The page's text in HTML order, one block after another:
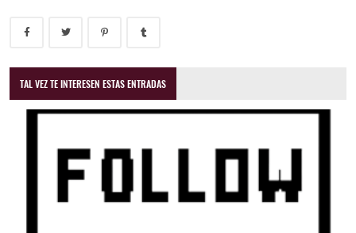
TAL VEZ TE INTERESEN ESTAS ENTRADAS